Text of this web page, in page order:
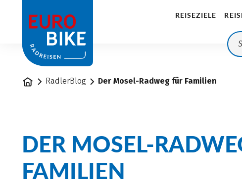
REISEZIELE
StartseiteRadlerBlog Der Mosel-Radweg für Familien
DER MOSEL-
FAMILIEN